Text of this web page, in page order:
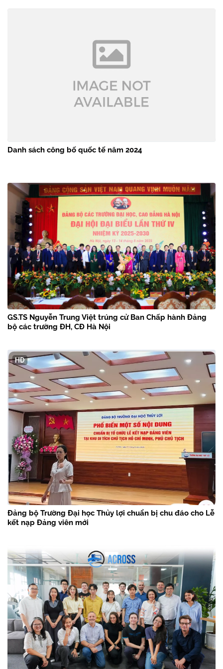
Danh sách công bố quốc tế năm 2024
GS.TS Nguyễn Trung Việt trúng cử Ban Chấp hành Đảng
bộ các trường ĐH, CĐ Hà Nội
Đảng bộ Trường Đại học Thủy lợi chuẩn bị chu đáo cho Lễ
kết nạp Đảng viên mới